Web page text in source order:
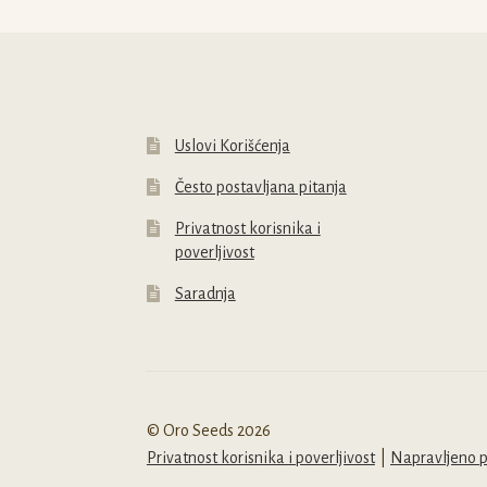
Uslovi Korišćenja
Često postavljana pitanja
Privatnost korisnika i
poverljivost
Saradnja
© Oro Seeds 2026
Privatnost korisnika i poverljivost
Napravljeno